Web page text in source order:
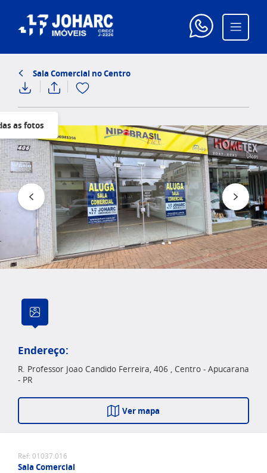
Sala Comercial no Centro
as fotos
Endereço:
R. Professor Joao Candido Ferreira, 406 , Centro - Apucarana
- PR
Ver mapa
Ref: 01037.016
Sala Comercial